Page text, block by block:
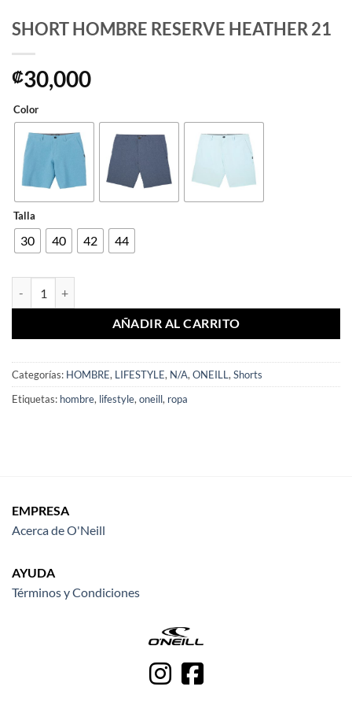
SHORT HOMBRE RESERVE HEATHER 21
₡30,000
Color
Talla
30 40 42 44
AÑADIR AL CARRITO
Categorías: HOMBRE, LIFESTYLE, N/A, ONEILL , Shorts
Etiquetas: hombre, lifestyle, oneill, ropa
EMPRESA
Acerca de O'Neill
AYUDA
Términos y Condiciones